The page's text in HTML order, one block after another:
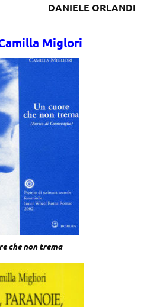
DANIELE ORLANDI
Miglori
che non trema